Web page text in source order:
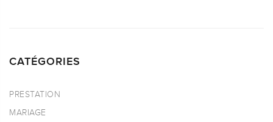
CATÉGORIES
PRESTATION
MARIAGE